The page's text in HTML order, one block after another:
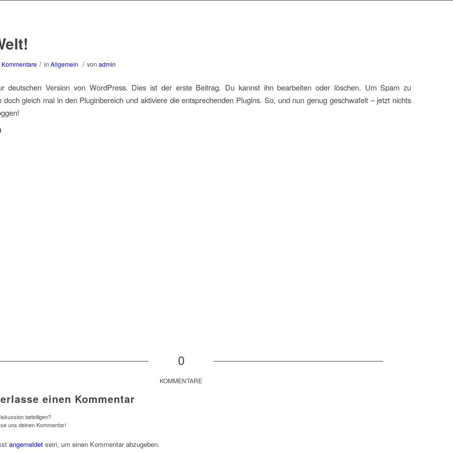
Kommentare / in Allgemein / von admin
deutschen Version von WordPress. Dies ist der erste Beitrag. Du kannst ihn bearbeiten oder löschen. Um Spam zu
doch gleich mal in den Pluginbereich und aktiviere die entsprechenden Plugins. So, und nun genug geschwafelt – jetzt nichts
0
KOMMENTARE
einen Kommentar
beteiligen?
uns deinen Kommentar!
angemeldet sein, um einen Kommentar abzugeben.